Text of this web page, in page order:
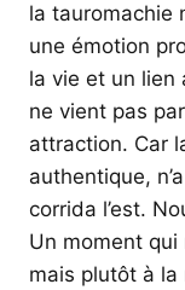
la tauromachie
une émotion
la vie et un lien
ne vient pas
attraction. Car
authentique,
corrida l’est.
Un moment qui
mais plutôt à la